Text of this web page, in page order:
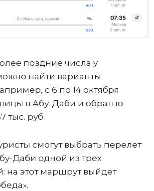
поздние числа у
найти варианты
с 6 по 14 октября
в Абу-Даби и обратно
тыс. руб.
смогут выбрать перелет
Даби одной из трех
на этот маршрут выйдет